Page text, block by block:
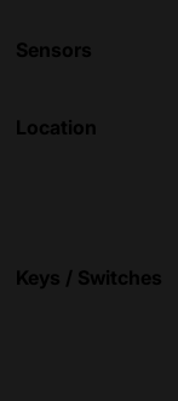
Sensors
Location
Keys / Switches